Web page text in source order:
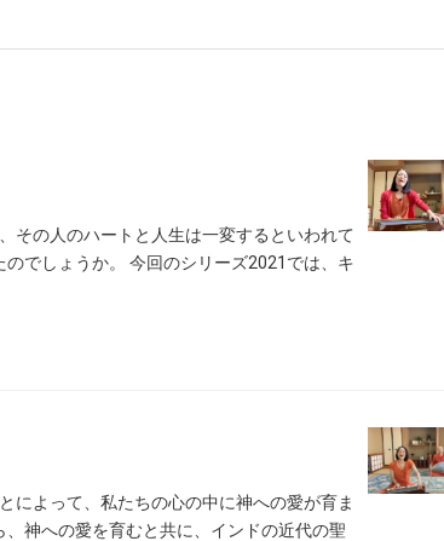
その人のハートと人生は一変するといわれて
でしょうか。 今回のシリーズ2021では、キ
によって、私たちの心の中に神への愛が育ま
神への愛を育むと共に、インドの近代の聖